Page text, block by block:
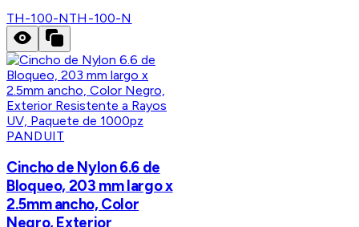
TH-100-NTH-100-N
PANDUIT
Cincho de Nylon 6.6 de
Bloqueo, 203 mm largo x
2.5mm ancho, Color
Negro, Exterior